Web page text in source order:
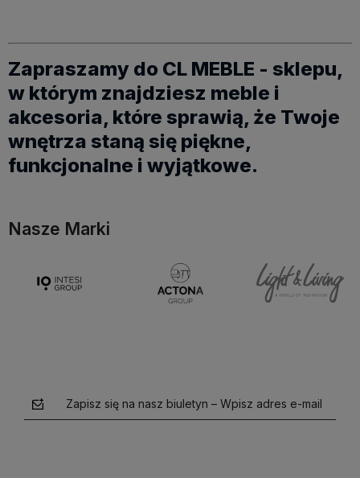
Zapraszamy do CL MEBLE - sklepu,
w którym znajdziesz meble i
akcesoria, które sprawią, że Twoje
wnętrza staną się piękne,
funkcjonalne i wyjątkowe.
Nasze Marki
Zapisz się na nasz biuletyn – Wpisz adres e-mail